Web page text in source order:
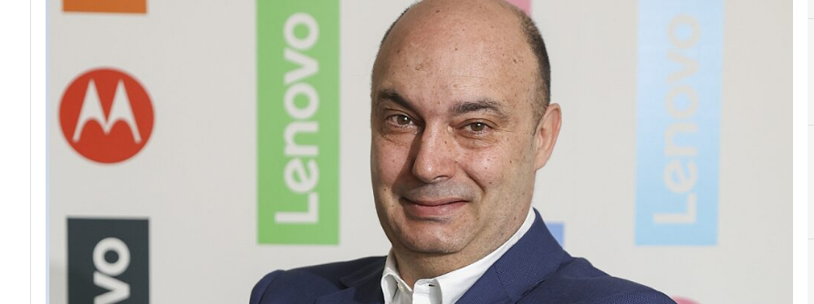
Eficiencia Energética